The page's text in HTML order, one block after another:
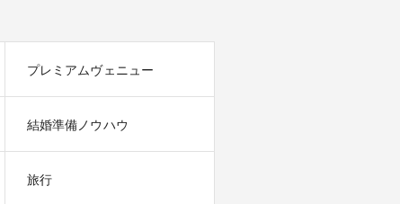
プレミアムヴェニュー
結婚準備ノウハウ
旅行